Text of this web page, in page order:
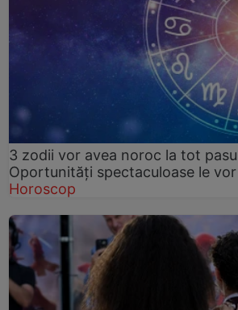
3 zodii vor avea noroc la tot
Oportunități spectaculoase le
Horoscop